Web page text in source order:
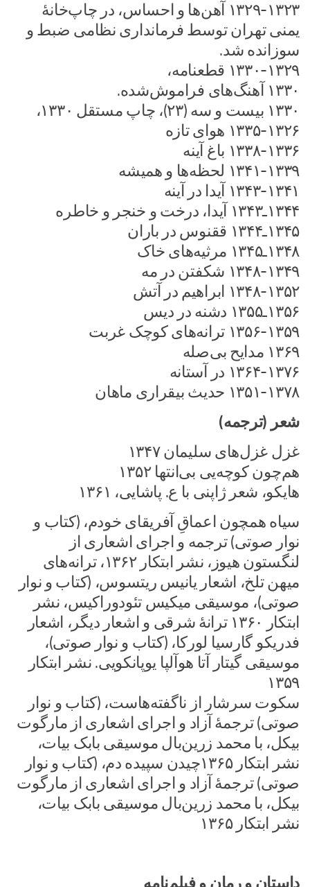
۱۳۲۹-۱۳۲۳ آهن‌ها و احساس، در چاپ‌خانهٔ
یمنی تهران توسط فرمانداری نظامی ضبط و
سوزانده شد.
۱۳۳۰-۱۳۲۹ قطعنامه،
۱۳۳۰ آهنگ‌های فراموش‌شده.
۱۳۳۰ بیست و سه (۲۳)، چاپ مستقل ۱۳۳۰،
۱۳۳۵-۱۳۲۶ هوای تازه
۱۳۳۸-۱۳۳۶ باغ آینه
۱۳۴۱-۱۳۳۹ لحظه‌ها و همیشه
۱۳۴۳-۱۳۴۱ آیدا در آینه
۱۳۴۴ـ۱۳۴۳ آیدا، درخت و خنجر و خاطره
۱۳۴۵ـ۱۳۴۴ ققنوس در باران
۱۳۴۸ـ۱۳۴۵ مرثیه‌های خاک
۱۳۴۸-۱۳۴۹ شکفتن در مه
۱۳۴۸-۱۳۵۲ ابراهیم در آتش
۱۳۵۶ـ۱۳۵۵ دشنه در دیس
۱۳۵۶-۱۳۵۹ ترانه‌های کوچک غربت
۱۳۶۹ مدایح بی‌صله
۱۳۶۴-۱۳۷۶ در آستانه
۱۳۵۱-۱۳۷۸ حدیث بیقراری ماهان
شعر (ترجمه)
غزل غزل‌های سلیمان ۱۳۴۷
هم‌چون کوچه‌یی بی‌انتها ۱۳۵۲
هایکو، شعر ژاپنی با ع. پاشایی، ۱۳۶۱
سیاه همچون اعماقِ آفریقای خودم، (کتاب و
نوار صوتی) ترجمه و اجرای اشعاری از
لنگستون هیوز، نشر ابتکار ۱۳۶۲، ترانه‌های
میهن تلخ، اشعار یانیس ریتسوس، (کتاب و نوار
صوتی)، موسیقی میکیس تئودوراکیس، نشر
ابتکار ۱۳۶۰ ترانهٔ شرقی و اشعار دیگر، اشعار
فدریکو گارسیا لورکا، (کتاب و نوار صوتی)،
موسیقی گیتار آتا هوآلپا یوپانکویی. نشر ابتکار
۱۳۵۹
سکوت سرشار از ناگفته‌هاست، (کتاب و نوار
صوتی) ترجمهٔ آزاد و اجرای اشعاری از مارگوت
بیکل، با محمد زرین‌بال موسیقی بابک بیات،
نشر ابتکار ۱۳۶۵چیدن سپیده دم، (کتاب و نوار
صوتی) ترجمهٔ آزاد و اجرای اشعاری از مارگوت
بیکل، با محمد زرین‌بال موسیقی بابک بیات،
نشر ابتکار ۱۳۶۵
داستان و رمان و فیلم‌نامه